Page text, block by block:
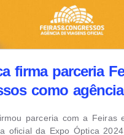
firma parceria
como
parceria com a Feiras
oficial da Expo Óptica